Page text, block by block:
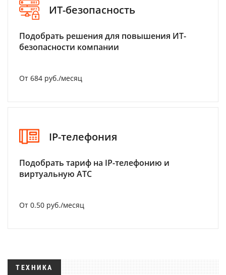
ИТ-безопасность
Подобрать решения для повышения ИТ-
безопасности компании
От 684 руб./месяц
IP-телефония
Подобрать тариф на IP-телефонию и
виртуальную АТС
От 0.50 руб./месяц
ТЕХНИКА